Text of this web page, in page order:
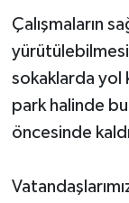
Çalışmaların
sokaklarda yol
park halinde
öncesinde